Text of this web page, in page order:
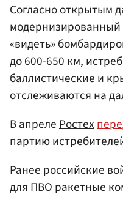
Согласно открытым
модернизированный
«видеть»
до 600-650 км,
баллистические и
отслеживаются на
В апрелеРостех
партию
Ранее российские
для ПВО ракетные